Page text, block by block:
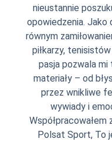
nieustannie
opowiedzenia. Jako
równym
piłkarzy,
pasja pozwala
materiały – od
przez wnikliwe
wywiady i
Współpracowałem
Polsat Sport, To